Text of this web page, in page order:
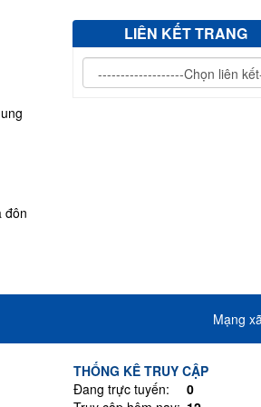
đôn
V/v mời chào giá sửa chữa, vệ sinh đánh bóng
inox... LIÊN KẾT TRANG
Mạng
THỐNG KÊ TRUY CẬP
Đang trực tuyến:
0